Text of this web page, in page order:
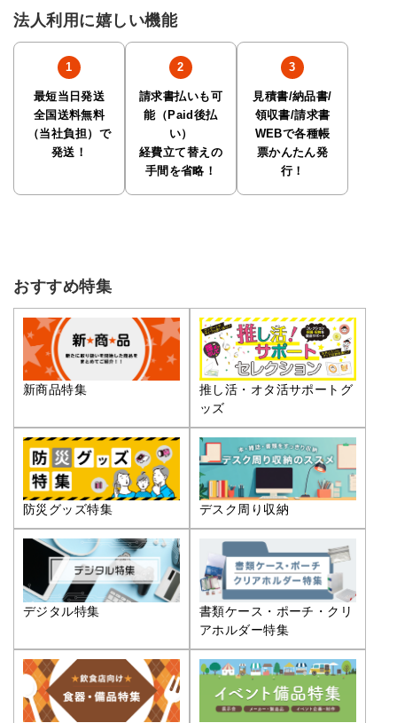
法人利用に嬉しい機能
最短当日発送
全国送料無料
（当社負担）で
発送！
請求書払いも可
能（Paid後払
い）
経費立て替えの
手間を省略！
見積書/納品書/
領収書/請求書
WEBで各種帳
票かんたん発
行！
おすすめ特集
新商品特集
推し活・オタ活サポートグ
ッズ
防災グッズ特集 デスク周り収納
デジタル特集
書類ケース・ポーチ・クリ
アホルダー特集